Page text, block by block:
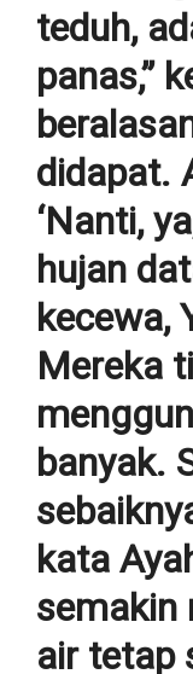
teduh,
panas,”
didapat.
‘Nanti,
hujan
kecewa,
Mereka
banyak.
kata
semakin
air tetap